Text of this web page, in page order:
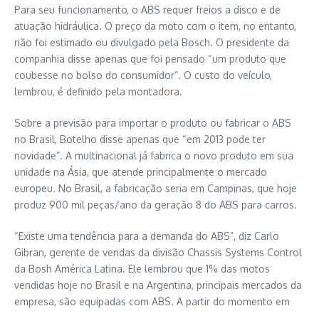
Para seu funcionamento, o ABS requer freios a disco e de
atuação hidráulica. O preço da moto com o item, no entanto,
não foi estimado ou divulgado pela Bosch. O presidente da
companhia disse apenas que foi pensado “um produto que
coubesse no bolso do consumidor”. O custo do veículo,
lembrou, é definido pela montadora.
Sobre a previsão para importar o produto ou fabricar o ABS
no Brasil, Botelho disse apenas que “em 2013 pode ter
novidade”. A multinacional já fabrica o novo produto em sua
unidade na Ásia, que atende principalmente o mercado
europeu. No Brasil, a fabricação seria em Campinas, que hoje
produz 900 mil peças/ano da geração 8 do ABS para carros.
“Existe uma tendência para a demanda do ABS”, diz Carlo
Gibran, gerente de vendas da divisão Chassis Systems Control
da Bosh América Latina. Ele lembrou que 1% das motos
vendidas hoje no Brasil e na Argentina, principais mercados da
empresa, são equipadas com ABS. A partir do momento em